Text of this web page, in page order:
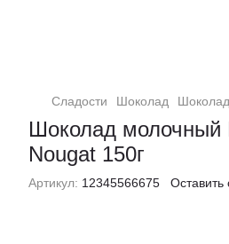
Сладости Шоколад
Шоколад молочный
Nougat 150г
Артикул: 12345566675 Оставить